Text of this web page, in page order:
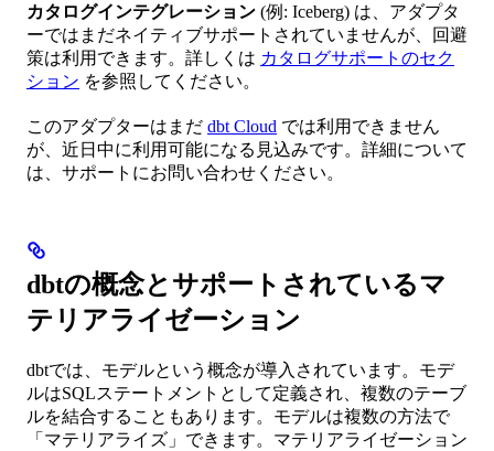
カタログインテグレーション (例: Iceberg) は、アダプタ
ーではまだネイティブサポートされていませんが、回避
策は利用できます。詳しくは カタログサポートのセク
ション を参照してください。
このアダプターはまだ dbt Cloud では利用できません
が、近日中に利用可能になる見込みです。詳細について
は、サポートにお問い合わせください。
dbtの概念とサポートされているマ
テリアライゼーション
dbtでは、モデルという概念が導入されています。モデ
ルはSQLステートメントとして定義され、複数のテーブ
ルを結合することもあります。モデルは複数の方法で
「マテリアライズ」できます。マテリアライゼーション